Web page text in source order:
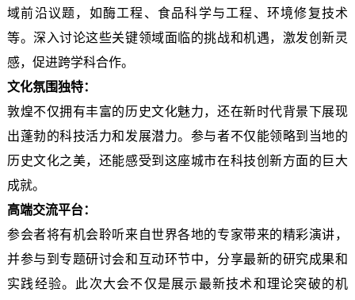
域前沿议题，如酶工程、食品科学与工程、环境修复技术
等。深入讨论这些关键领域面临的挑战和机遇，激发创新灵
感，促进跨学科合作。
文化氛围独特：
敦煌不仅拥有丰富的历史文化魅力，还在新时代背景下展现
出蓬勃的科技活力和发展潜力。参与者不仅能领略到当地的
历史文化之美，还能感受到这座城市在科技创新方面的巨大
成就。
高端交流平台：
参会者将有机会聆听来自世界各地的专家带来的精彩演讲，
并参与到专题研讨会和互动环节中，分享最新的研究成果和
实践经验。此次大会不仅是展示最新技术和理论突破的机